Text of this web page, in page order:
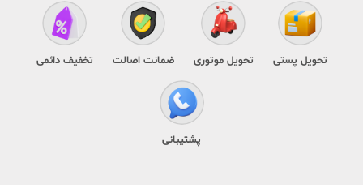
تحویل پستی تحویل موتوری ضمانت اصالت تخفیف دائمی
پشتیبانی